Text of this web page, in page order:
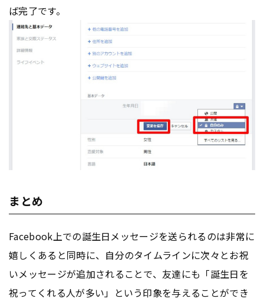
ば完了です。
まとめ
Facebook上での誕生日メッセージを送られるのは非常に
嬉しくあると同時に、自分のタイムラインに次々とお祝
いメッセージが追加されることで、友達にも「誕生日を
祝ってくれる人が多い」という印象を与えることができ